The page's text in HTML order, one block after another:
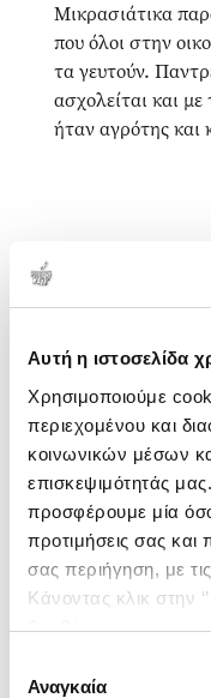
Αυτή η ιστοσελίδα
Χρησιμοποιούμε
περιεχομένου και
κοινωνικών μέσων
επισκεψιμότητάς
προσφέρουμε μία όσο
προτιμήσεις σας και
σας περιήγηση, με
Κάνοντας κλικ στην ‘’
βοηθήσετε να
ενδιαφέρουν και να
συγκατάθεσης
Αναγκαία
Μικρασιάτικα
που όλοι στην
τα γευτούν.
ασχολείται και
ήταν αγρότης και
αγάπη και πάθος,
ελληνικής γης.
προσωπικές της
βασίλειό της και